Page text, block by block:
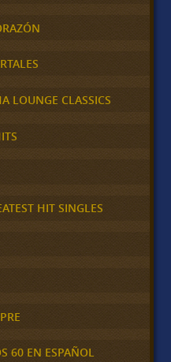
LOUNGE CLASSICS
HIT SINGLES
60 EN ESPAÑOL